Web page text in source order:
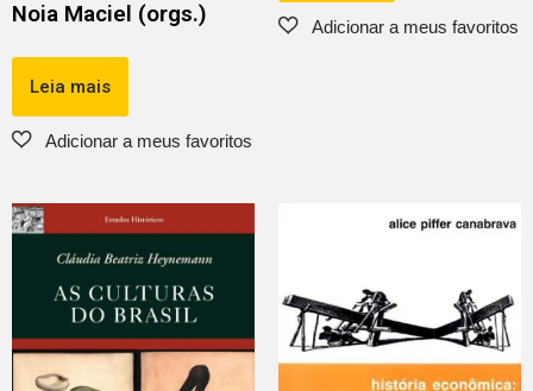
Noia Maciel (orgs.)
Leia mais